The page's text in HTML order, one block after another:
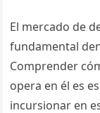
El mercado de
fundamental
Comprender
opera en él es
incursionar en